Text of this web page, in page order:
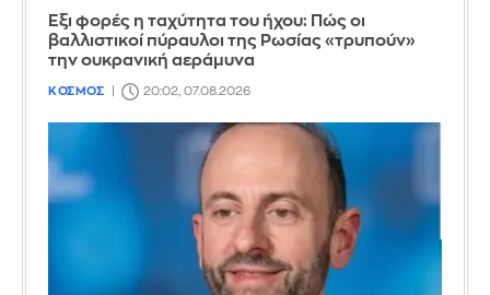
Έξι φορές η ταχύτητα του ήχου: Πώς οι
βαλλιστικοί πύραυλοι της Ρωσίας «τρυπούν»
την ουκρανική αεράμυνα
ΚΟΣΜΟΣ 20:02, 07.08.2026